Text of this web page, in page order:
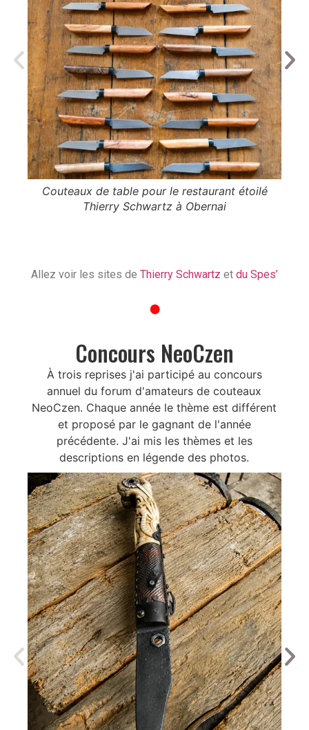
Couteaux de table pour le restaurant étoilé
Thierry Schwartz à Obernai
Allez voir les sites de Thierry Schwartz et du Spes’
●
Concours NeoCzen
À trois reprises j'ai participé au concours
annuel du forum d'amateurs de couteaux
NeoCzen. Chaque année le thème est différent
et proposé par le gagnant de l'année
précédente. J'ai mis les thèmes et les
descriptions en légende des photos.